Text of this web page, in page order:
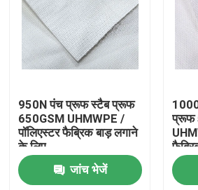
होम
950N पंच प्रूफ स्टैब प्रूफ
650GSM UHMWPE /
पॉलिएस्टर फैब्रिक बाड़ लगाने
के लिए
जांच भेजें
प्रूफ